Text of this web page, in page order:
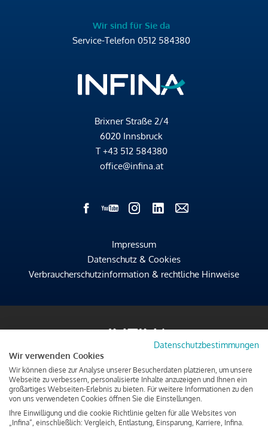
Wir sind für Sie da
Service-Telefon 0512 584380
Brixner Straße 2/4
6020 Innsbruck
T +43 512 584380
office@infina.at
Impressum
Datenschutz & Cookies
Verbraucherschutzinformation & rechtliche Hinweise
Datenschutzbestimmungen
Wir verwenden Cookies
Wir können diese zur Analyse unserer Besucherdaten platzieren, um unsere
Webseite zu verbessern, personalisierte Inhalte anzuzeigen und Ihnen ein
großartiges Webseiten-Erlebnis zu bieten. Für weitere Informationen zu den
von uns verwendeten Cookies öffnen Sie die Einstellungen.
Ihre Einwilligung und die cookie Richtlinie gelten für alle Websites von
„Infina“, einschließlich: Vergleich, Entlastung, Einsparung, Karriere, Infina.